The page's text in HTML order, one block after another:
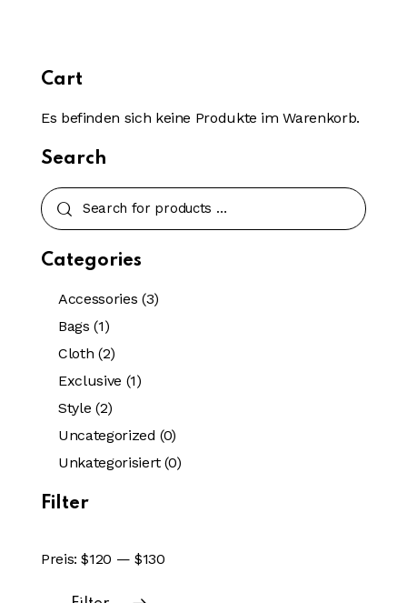
Cart
Es befinden sich keine Produkte im Warenkorb.
Search
Categories
Accessories (3)
Bags (1)
Cloth (2)
Exclusive (1)
Style (2)
Uncategorized (0)
Unkategorisiert (0)
Filter
Preis:$120 — $130